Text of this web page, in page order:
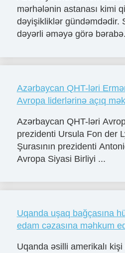
mərhələnin astanası kimi
dəyişikliklər gündəmdədir.
dəyərli əməyə görə
Azərbaycan QHT-ləri
Avropa liderlərinə açıq
Azərbaycan QHT-ləri
prezidenti Ursula Fon der
Şurasının prezidenti
Avropa Siyasi Birliyi ...
Uqanda uşaq bağçasına
edam cəzasına məhkum
Uqanda əsilli amerikalı